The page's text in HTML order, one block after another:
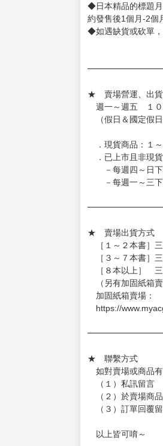
◆日本精品的標題月
約發售後1個月-2個
◆如遇缺貨或砍單，
★ 賣場營運、出貨
週一～週五 １０
（假日＆國定假日
．現貨商品：１～
．已上市且非現貨
－每週四～日下
－每週一～三下
★ 賣場出貨方式
［１～２本書］三
［３～７本書］三
［８本以上］ 三
（另有加固紙箱賣
加固紙箱賣場：
https://
★ 聯繫方式
如對賣場或商品有
（１）私訊留言
（２）於賣場商
（３）訂單回覆
以上皆可唷～